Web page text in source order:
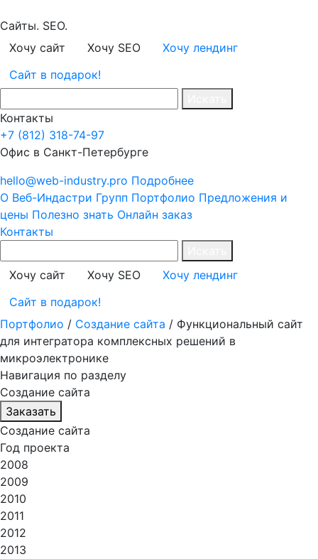
Сайты. SEO.
Хочу сайт
Хочу SEO
Хочу лендинг
Сайт в подарок!
Контакты
+7 (812) 318-74-97
Офис в Санкт-Петербурге
hello@web-industry.pro Подробнее
О Веб-Индастри Групп Портфолио Предложения и
цены Полезно знать Онлайн заказ
Контакты
Хочу сайт
Хочу SEO
Хочу лендинг
Сайт в подарок!
Портфолио / Создание сайта / Функциональный сайт
для интегратора комплексных решений в
микроэлектронике
Заказать
Создание сайта
Год проекта
2008
2009
2010
2011
2012
2013
Навигация по разделу
Создание сайта